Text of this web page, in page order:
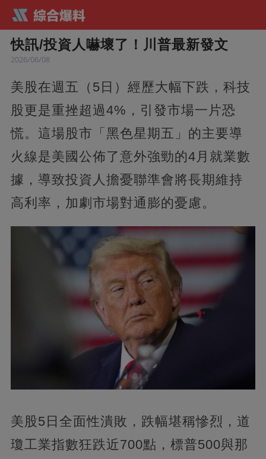
快訊/投資人嚇壞了！川普最新發文
2026/06/08
美股在週五（5日）經歷大幅下跌，科技
股更是重挫超過4%，引發市場一片恐
慌。這場股市「黑色星期五」的主要導
火線是美國公佈了意外強勁的4月就業數
據，導致投資人擔憂聯準會將長期維持
高利率，加劇市場對通膨的憂慮。
美股5日全面性潰敗，跌幅堪稱慘烈，道
瓊工業指數狂跌近700點，標普500與那